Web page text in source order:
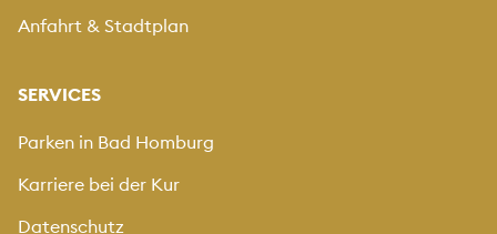
Anfahrt & Stadtplan
SERVICES
Parken in Bad Homburg
Karriere bei der Kur
Datenschutz